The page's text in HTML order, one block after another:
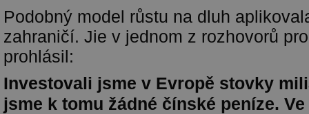
Podobný model růstu na dluh
zahraničí. Jie v jednom z rozhovorů
prohlásil:
Investovali jsme v Evropě stovky
jsme k tomu žádné čínské peníze.